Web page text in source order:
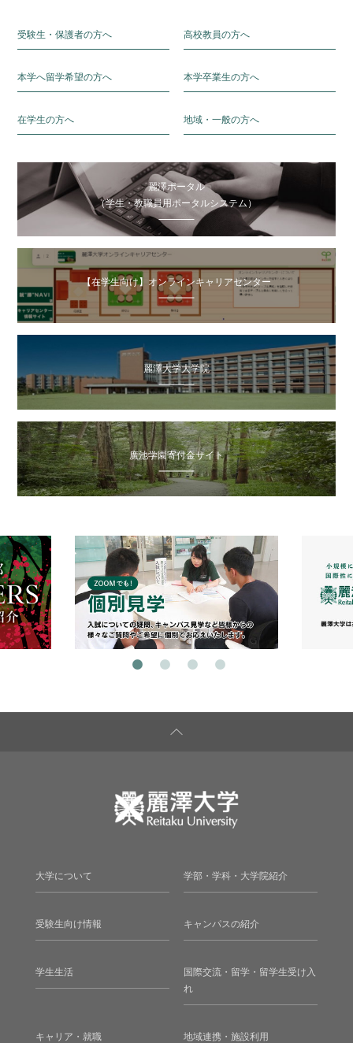
受験生・保護者の方へ 高校教員の方へ
本学へ留学希望の方へ 本学卒業生の方へ
在学生の方へ 地域・一般の方へ
麗澤ポータル
（学生・教職員用ポータルシステム）
【在学生向け】オンラインキャリアセンター
麗澤大学大学院
廣池学園寄付金サイト
大学について 学部・学科・大学院紹介
受験生向け情報 キャンパスの紹介
学生生活
国際交流・留学・留学生受け入
れ
キャリア・就職 地域連携・施設利用